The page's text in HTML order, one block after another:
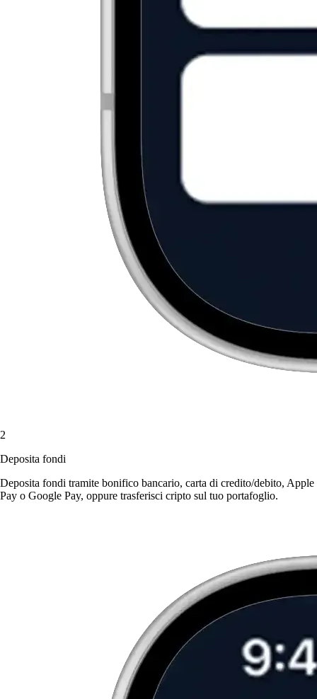
2
Deposita fondi
Deposita fondi tramite bonifico bancario, carta di credito/debito, Apple
Pay o Google Pay, oppure trasferisci cripto sul tuo portafoglio.